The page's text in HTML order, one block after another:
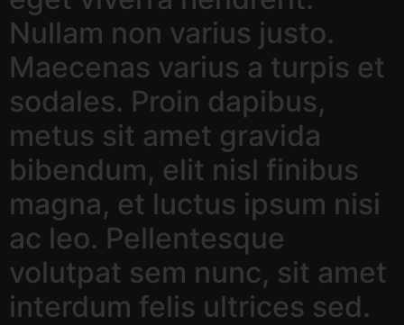
Nullam non varius justo.
Maecenas varius a turpis et
sodales. Proin dapibus,
metus sit amet gravida
bibendum, elit nisl finibus
magna, et luctus ipsum nisi
ac leo. Pellentesque
volutpat sem nunc, sit amet
interdum felis ultrices sed.